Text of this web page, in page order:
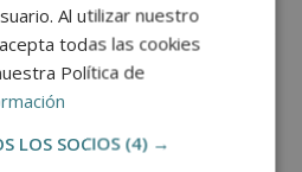
lugares públicos hasta que
de vacunación completa
Al utilizar nuestro
todas las cookies
Política de
LOS SOCIOS (4) →